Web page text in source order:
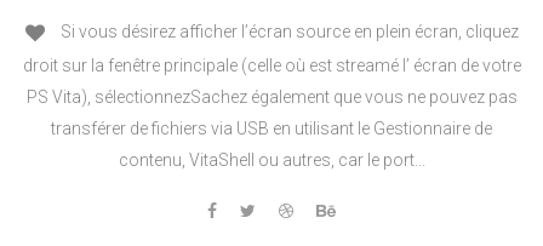
Si vous désirez afficher l’écran source en plein écran, cliquez
droit sur la fenêtre principale (celle où est streamé l’ écran de votre
PS Vita), sélectionnezSachez également que vous ne pouvez pas
transférer de fichiers via USB en utilisant le Gestionnaire de
contenu, VitaShell ou autres, car le port...